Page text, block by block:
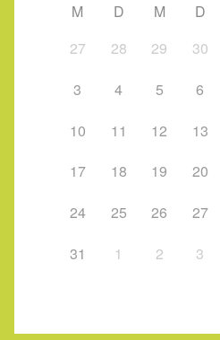
M D M D
27
28 29 30
3
4 5 6
10
11 12 13
17
18 19 20
24
25 26 27
31
1 2 3